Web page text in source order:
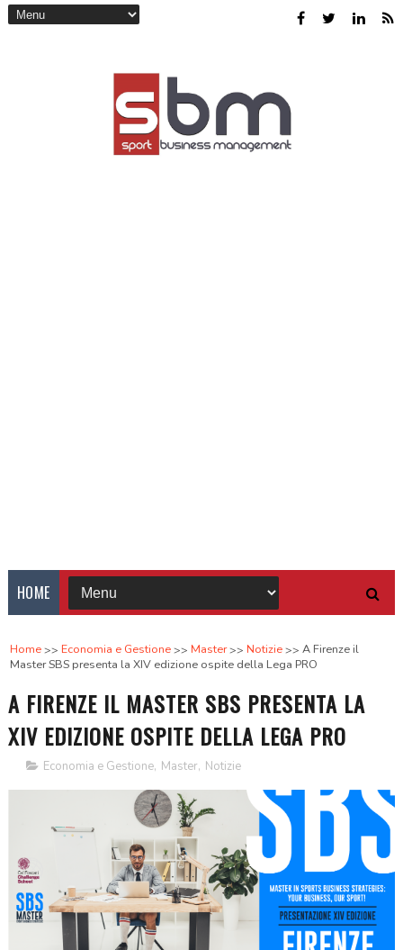
HOME
Home Economia e Gestione Master Notizie
A Firenze il
Master SBS presenta la XIV edizione ospite della Lega PRO
A FIRENZE IL MASTER SBS PRESENTA LA
XIV EDIZIONE OSPITE DELLA LEGA PRO
Economia e Gestione, Master, Notizie